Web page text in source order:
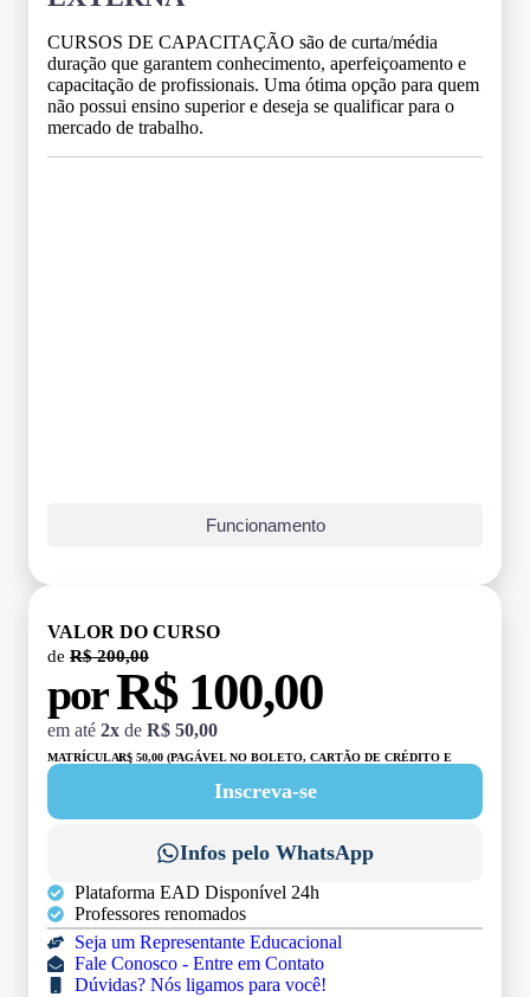
CURSOS DE CAPACITAÇÃO são de curta/média
duração que garantem conhecimento, aperfeiçoamento e
capacitação de profissionais. Uma ótima opção para quem
não possui ensino superior e deseja se qualificar para o
mercado de trabalho.
Funcionamento
VALOR DO CURSO
de R$ 200,00
porR$ 100,00
em até 2x de R$ 50,00
MATRÍCULA:R$ 50,00 (PAGÁVEL NO BOLETO, CARTÃO DE CRÉDITO E
Inscreva-se
Infos pelo WhatsApp
Plataforma EAD Disponível 24h
Professores renomados
Seja um Representante Educacional
Fale Conosco - Entre em Contato
Dúvidas? Nós ligamos para você!